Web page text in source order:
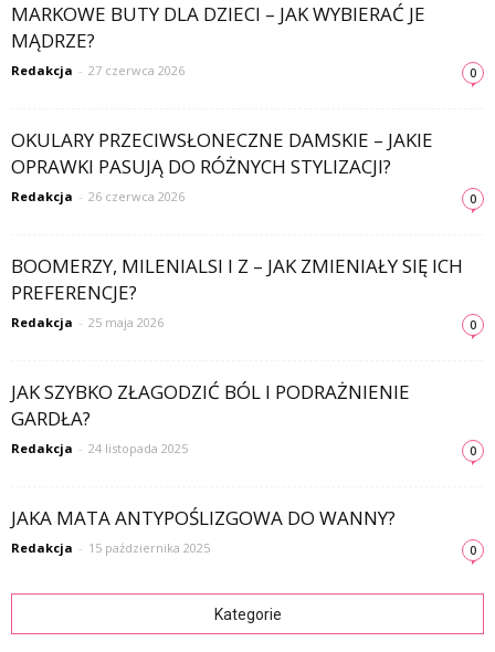
MARKOWE BUTY DLA DZIECI – JAK WYBIERAĆ JE
MĄDRZE?
Redakcja - 27 czerwca 2026 0
OKULARY PRZECIWSŁONECZNE DAMSKIE – JAKIE
OPRAWKI PASUJĄ DO RÓŻNYCH STYLIZACJI?
Redakcja - 26 czerwca 2026 0
BOOMERZY, MILENIALSI I Z – JAK ZMIENIAŁY SIĘ ICH
PREFERENCJE?
Redakcja - 25 maja 2026 0
JAK SZYBKO ZŁAGODZIĆ BÓL I PODRAŻNIENIE
GARDŁA?
Redakcja - 24 listopada 2025 0
JAKA MATA ANTYPOŚLIZGOWA DO WANNY?
Redakcja - 15 października 2025 0
Kategorie